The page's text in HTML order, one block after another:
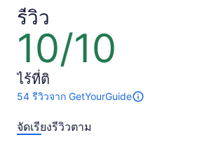
ต่อ
ผู้ใหญ่
1
คน
รีวิว
10/10
10
10
ไร้ที่ติ
54 รีวิวจาก GetYourGuide
มี
รีวิว
จัดเรียงรีวิวตาม